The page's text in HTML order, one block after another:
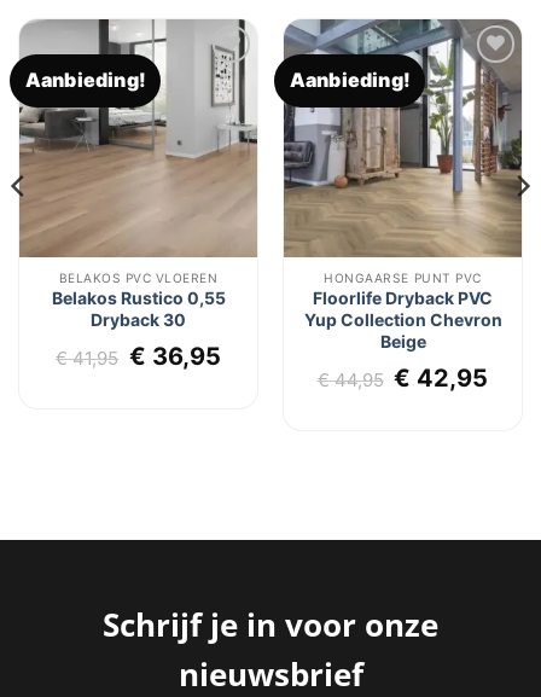
Aanbieding!
Toevoegen
aan
verlanglijst
BELAKOS PVC VLOEREN
Belakos Rustico 0,55
Dryback 30
€41,95 Oorspronkelijke
€ 36,95Huidige
Aanbieding!
Toevoegen
aan
verlanglijst
HONGAARSE PUNT PVC
Floorlife Dryback PVC
Yup Collection Chevron
Beige
€44,95 € 42,95
Schrijf je in voor onze
nieuwsbrief